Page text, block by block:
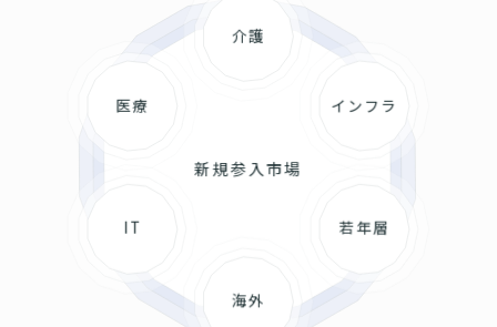
新規参入市場
介護
インフラ
若年層
海外
IT
医療